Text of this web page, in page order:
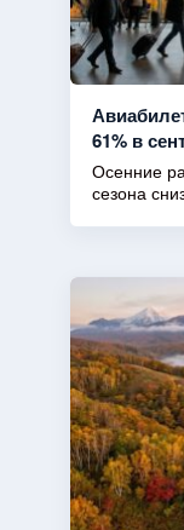
61% в
Осенние
сезона